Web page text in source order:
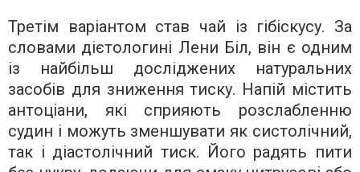
Третім варіантом став чай із гібіскусу. За
словами дієтологині Лени Біл, він є одним
із найбільш досліджених натуральних
засобів для зниження тиску. Напій містить
антоціани, які сприяють розслабленню
судин і можуть зменшувати як систолічний,
так і діастолічний тиск. Його радять пити